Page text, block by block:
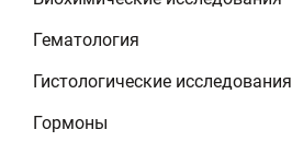
Гематология
Гистологические исследования
Гормоны